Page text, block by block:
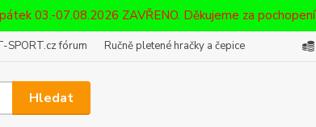
03.-07.08.2026 ZAVŘENO. Děkujeme za pochopení
SPORT.cz fórum Ručně pletené hračky a čepice
Hledat